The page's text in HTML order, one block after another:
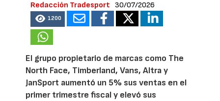
Redacción Tradesport 30/07/2026
1200
El grupo propietario de marcas como The
North Face, Timberland, Vans, Altra y
JanSport aumentó un 5% sus ventas en el
primer trimestre fiscal y elevó sus